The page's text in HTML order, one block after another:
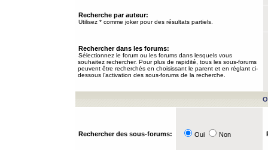
Recherche par auteur:
Utilisez * comme joker pour des résultats partiels.
Rechercher dans les forums:
Sélectionnez le forum ou les forums dans lesquels vous
souhaitez rechercher. Pour plus de rapidité, tous les sous-forums
peuvent être recherchés en choisissant le parent et en réglant ci-
dessous l’activation des sous-forums de la recherche.
Rechercher des sous-forums: Oui Non